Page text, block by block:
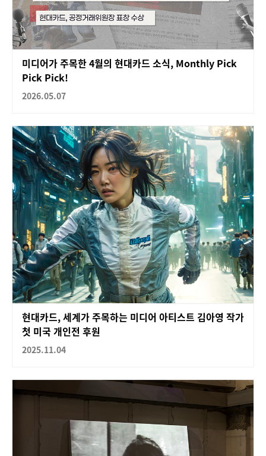
미디어가 주목한 4월의 현대카드 소식, Monthly Pick
Pick Pick!
2026.05.07
현대카드, 세계가 주목하는 미디어 아티스트 김아영 작가
첫 미국 개인전 후원
2025.11.04